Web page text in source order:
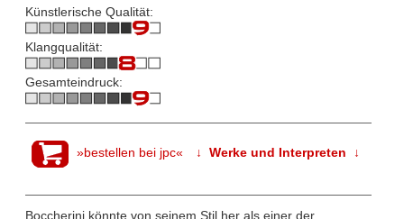
Künstlerische Qualität:
Klangqualität:
Gesamteindruck:
»bestellen bei jpc« ↓ Werke und Interpreten ↓
Boccherini könnte von seinem Stil her als einer der